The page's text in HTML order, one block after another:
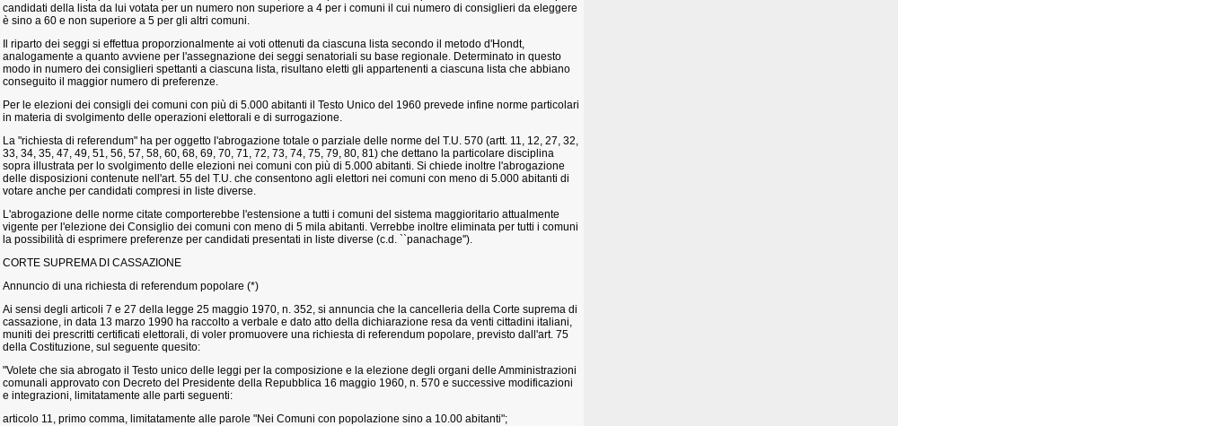
candidati della lista da lui votata per un numero non superiore a 4 per i comuni il cui numero di consiglieri da eleggere
è sino a 60 e non superiore a 5 per gli altri comuni.
Il riparto dei seggi si effettua proporzionalmente ai voti ottenuti da ciascuna lista secondo il metodo d'Hondt,
analogamente a quanto avviene per l'assegnazione dei seggi senatoriali su base regionale. Determinato in questo
modo in numero dei consiglieri spettanti a ciascuna lista, risultano eletti gli appartenenti a ciascuna lista che abbiano
conseguito il maggior numero di preferenze.
Per le elezioni dei consigli dei comuni con più di 5.000 abitanti il Testo Unico del 1960 prevede infine norme particolari
in materia di svolgimento delle operazioni elettorali e di surrogazione.
La "richiesta di referendum" ha per oggetto l'abrogazione totale o parziale delle norme del T.U. 570 (artt. 11, 12, 27, 32,
33, 34, 35, 47, 49, 51, 56, 57, 58, 60, 68, 69, 70, 71, 72, 73, 74, 75, 79, 80, 81) che dettano la particolare disciplina
sopra illustrata per lo svolgimento delle elezioni nei comuni con più di 5.000 abitanti. Si chiede inoltre l'abrogazione
delle disposizioni contenute nell'art. 55 del T.U. che consentono agli elettori nei comuni con meno di 5.000 abitanti di
votare anche per candidati compresi in liste diverse.
L'abrogazione delle norme citate comporterebbe l'estensione a tutti i comuni del sistema maggioritario attualmente
vigente per l'elezione dei Consiglio dei comuni con meno di 5 mila abitanti. Verrebbe inoltre eliminata per tutti i comuni
la possibilità di esprimere preferenze per candidati presentati in liste diverse (c.d. ``panachage'').
CORTE SUPREMA DI CASSAZIONE
Annuncio di una richiesta di referendum popolare (*)
Ai sensi degli articoli 7 e 27 della legge 25 maggio 1970, n. 352, si annuncia che la cancelleria della Corte suprema di
cassazione, in data 13 marzo 1990 ha raccolto a verbale e dato atto della dichiarazione resa da venti cittadini italiani,
muniti dei prescritti certificati elettorali, di voler promuovere una richiesta di referendum popolare, previsto dall'art. 75
della Costituzione, sul seguente quesito:
"Volete che sia abrogato il Testo unico delle leggi per la composizione e la elezione degli organi delle Amministrazioni
comunali approvato con Decreto del Presidente della Repubblica 16 maggio 1960, n. 570 e successive modificazioni
e integrazioni, limitatamente alle parti seguenti:
articolo 11, primo comma, limitatamente alle parole "Nei Comuni con popolazione sino a 10.00 abitanti";